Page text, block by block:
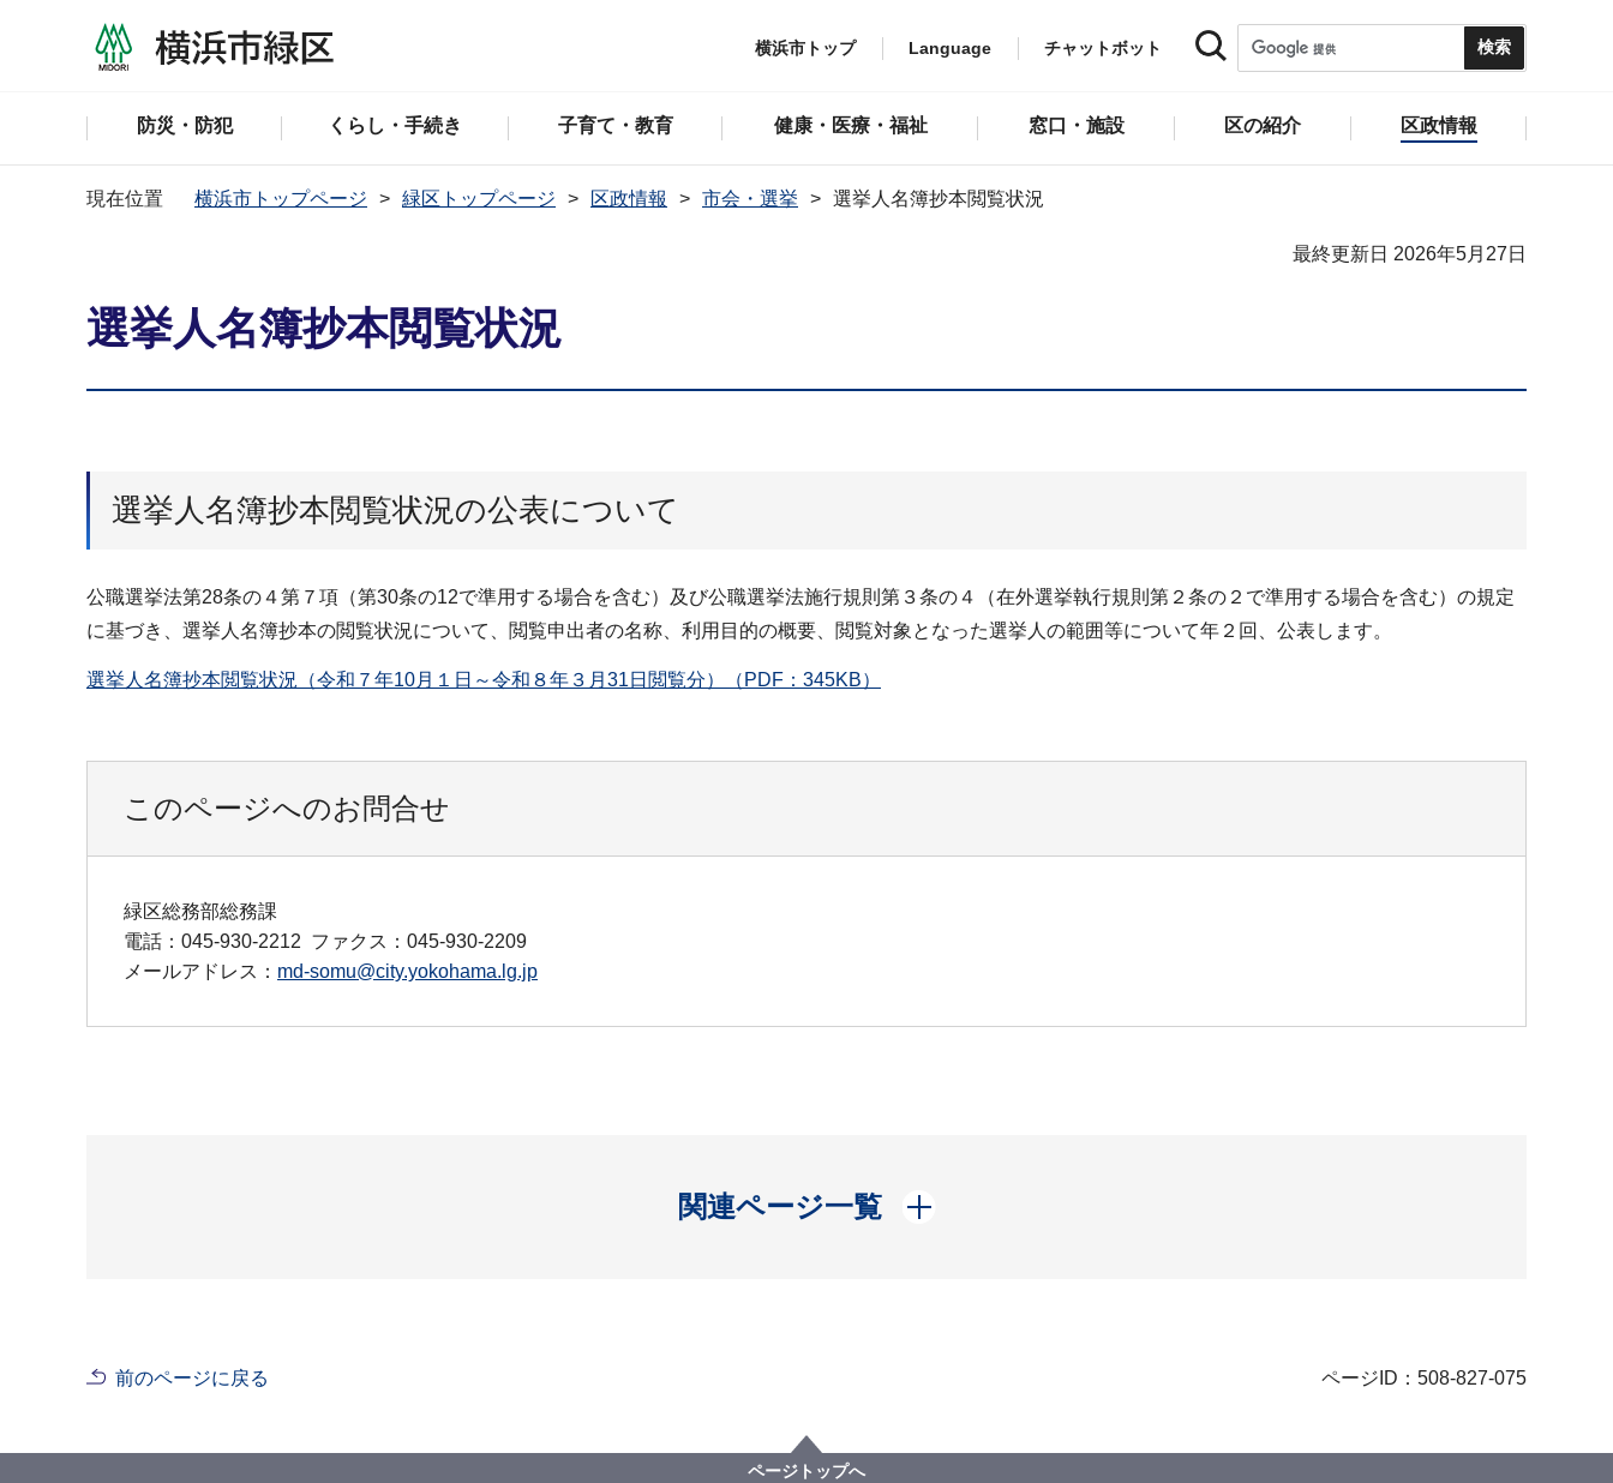
横浜市トップ Language チャットボット
防災・防犯 くらし・手続き 子育て・教育 健康・医療・福祉 窓口・施設 区の紹介 区政情報
現在位置 横浜市トップページ 緑区トップページ 区政情報 市会・選挙 選挙人名簿抄本閲覧状況
最終更新日 2026年5月27日
選挙人名簿抄本閲覧状況
選挙人名簿抄本閲覧状況の公表について
公職選挙法第28条の４第７項（第30条の12で準用する場合を含む）及び公職選挙法施行規則第３条の４（在外選挙執行規則第２条の２で準用する場合を含む）の規定
に基づき、選挙人名簿抄本の閲覧状況について、閲覧申出者の名称、利用目的の概要、閲覧対象となった選挙人の範囲等について年２回、公表します。
選挙人名簿抄本閲覧状況（令和７年10月１日～令和８年３月31日閲覧分）（PDF：345KB）
このページへのお問合せ
緑区総務部総務課
電話：045-930-2212 ファクス：045-930-2209
メールアドレス： md-somu@city.yokohama.lg.jp
関連ページ一覧
開く
前のページに戻る ページID：508-827-075
ページトップへ